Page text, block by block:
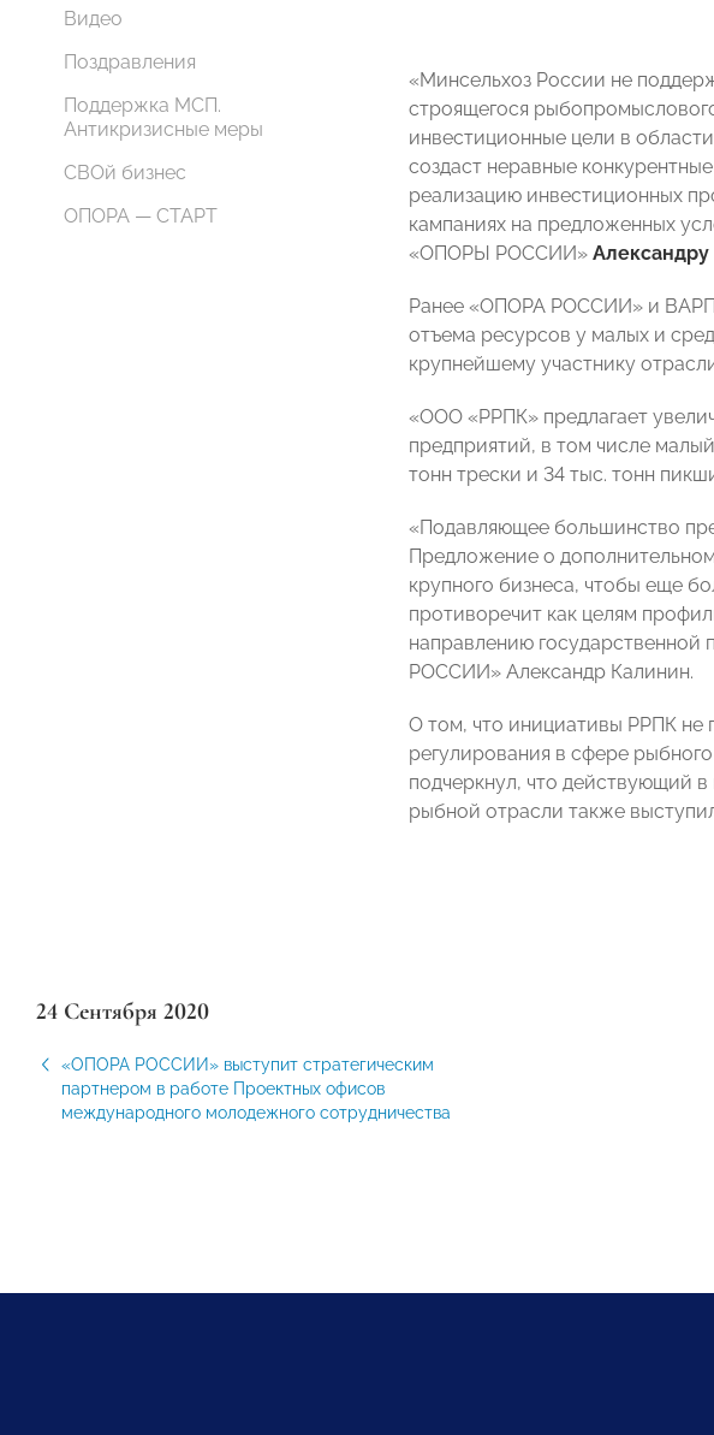
Видео
Поздравления
Поддержка МСП.
Антикризисные меры
СВОй бизнес
ОПОРА — СТАРТ
«Минсельхоз России не
строящегося
инвестиционные цели в
создаст неравные
реализацию инвестиционных
кампаниях на предложенных
«ОПОРЫ РОССИИ»
Ранее «ОПОРА РОССИИ» и
отъема ресурсов у малых и
крупнейшему участнику
«ООО «РРПК» предлагает
предприятий, в том числе
тонн трески и 34 тыс. тонн
«Подавляющее большинство
Предложение о
крупного бизнеса, чтобы еще
противоречит как целям
направлению государственной
РОССИИ» Александр Калинин.
О том, что инициативы РРПК не
регулирования в сфере
подчеркнул, что действующий
рыбной отрасли также
24 Сентября 2020
«ОПОРА РОССИИ» выступит стратегическим
партнером в работе Проектных офисов
международного молодежного сотрудничества